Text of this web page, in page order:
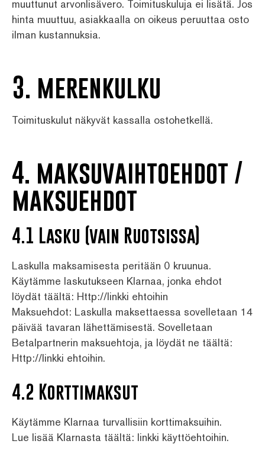
muuttunut arvonlisävero. Toimituskuluja ei lisätä. Jos
hinta muuttuu, asiakkaalla on oikeus peruuttaa osto
ilman kustannuksia.
3. merenkulku
Toimituskulut näkyvät kassalla ostohetkellä.
4. maksuvaihtoehdot /
maksuehdot
4.1 Lasku (vain Ruotsissa)
Laskulla maksamisesta peritään 0 kruunua.
Käytämme laskutukseen Klarnaa, jonka ehdot
löydät täältä: Http://linkki ehtoihin
Maksuehdot: Laskulla maksettaessa sovelletaan 14
päivää tavaran lähettämisestä. Sovelletaan
Betalpartnerin maksuehtoja, ja löydät ne täältä:
Http://linkki ehtoihin.
4.2 Korttimaksut
Käytämme Klarnaa turvallisiin korttimaksuihin.
Lue lisää Klarnasta täältä: linkki käyttöehtoihin.